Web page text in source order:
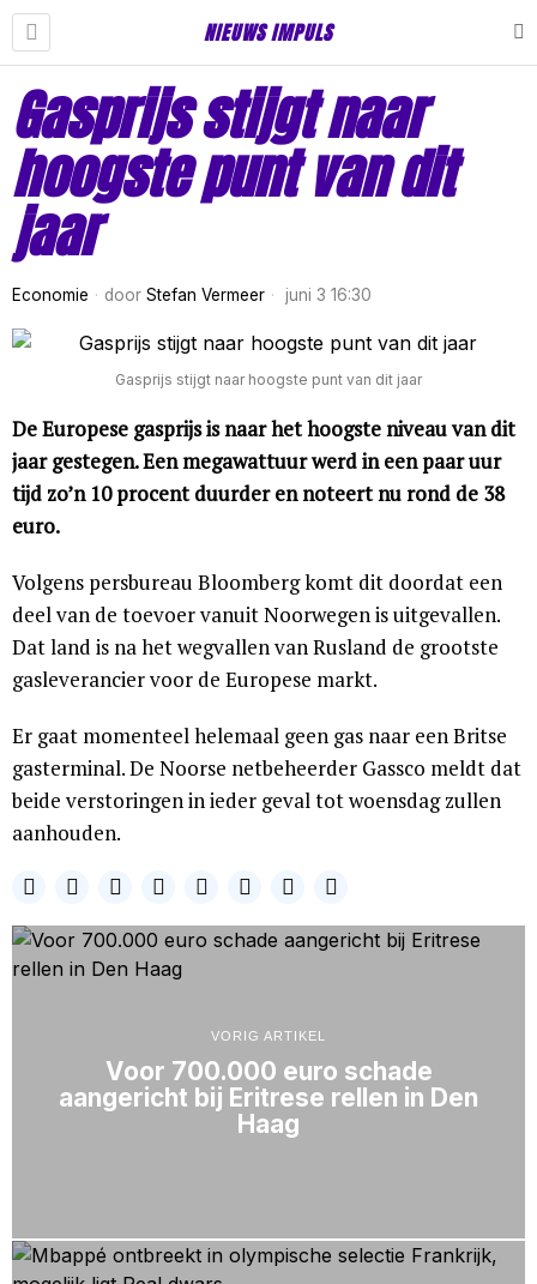
NIEUWS IMPULS
Gasprijs stijgt naar
hoogste punt van dit
jaar
Economie door Stefan Vermeer juni 3 16:30
Gasprijs stijgt naar hoogste punt van dit jaar
De Europese gasprijs is naar het hoogste niveau van dit
jaar gestegen. Een megawattuur werd in een paar uur
tijd zo’n 10 procent duurder en noteert nu rond de 38
euro.
Volgens persbureau Bloomberg komt dit doordat een
deel van de toevoer vanuit Noorwegen is uitgevallen.
Dat land is na het wegvallen van Rusland de grootste
gasleverancier voor de Europese markt.
Er gaat momenteel helemaal geen gas naar een Britse
gasterminal. De Noorse netbeheerder Gassco meldt dat
beide verstoringen in ieder geval tot woensdag zullen
aanhouden.
VORIG ARTIKEL
Voor 700.000 euro schade
aangericht bij Eritrese rellen in Den
Haag